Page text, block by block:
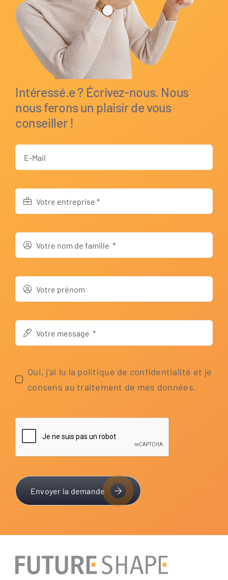
Intéressé.e ? Écrivez-nous. Nous
nous ferons un plaisir de vous
conseiller !
Oui, j’ai lu la poli­tique de con­fi­den­tia­li­té et je
con­sens au trai­te­ment de mes données.
Envoyer la demande